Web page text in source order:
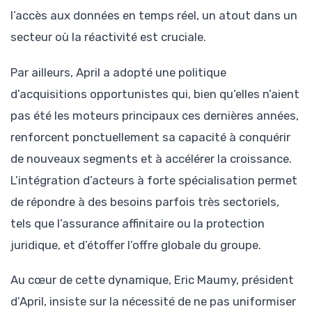
l’accès aux données en temps réel, un atout dans un
secteur où la réactivité est cruciale.
Par ailleurs, April a adopté une politique
d’acquisitions opportunistes qui, bien qu’elles n’aient
pas été les moteurs principaux ces dernières années,
renforcent ponctuellement sa capacité à conquérir
de nouveaux segments et à accélérer la croissance.
L’intégration d’acteurs à forte spécialisation permet
de répondre à des besoins parfois très sectoriels,
tels que l’assurance affinitaire ou la protection
juridique, et d’étoffer l’offre globale du groupe.
Au cœur de cette dynamique, Eric Maumy, président
d’April, insiste sur la nécessité de ne pas uniformiser